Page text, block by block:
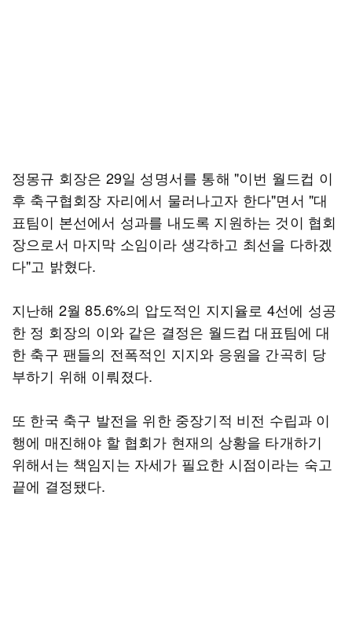
정몽규 회장은 29일 성명서를 통해 "이번 월드컵 이
후 축구협회장 자리에서 물러나고자 한다"면서 "대
표팀이 본선에서 성과를 내도록 지원하는 것이 협회
장으로서 마지막 소임이라 생각하고 최선을 다하겠
다"고 밝혔다.
지난해 2월 85.6%의 압도적인 지지율로 4선에 성공
한 정 회장의 이와 같은 결정은 월드컵 대표팀에 대
한 축구 팬들의 전폭적인 지지와 응원을 간곡히 당
부하기 위해 이뤄졌다.
또 한국 축구 발전을 위한 중장기적 비전 수립과 이
행에 매진해야 할 협회가 현재의 상황을 타개하기
위해서는 책임지는 자세가 필요한 시점이라는 숙고
끝에 결정됐다.